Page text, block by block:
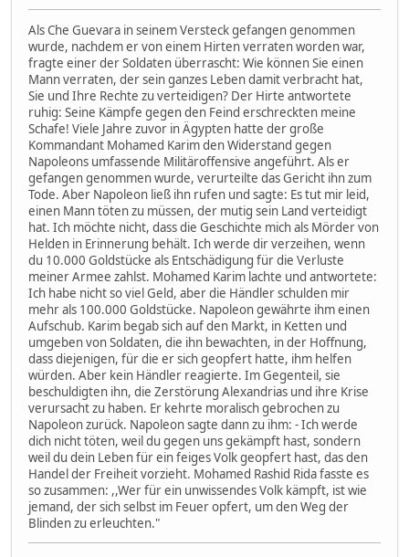
Als Che Guevara in seinem Versteck gefangen genommen
wurde, nachdem er von einem Hirten verraten worden war,
fragte einer der Soldaten überrascht: Wie können Sie einen
Mann verraten, der sein ganzes Leben damit verbracht hat,
Sie und Ihre Rechte zu verteidigen? Der Hirte antwortete
ruhig: Seine Kämpfe gegen den Feind erschreckten meine
Schafe! Viele Jahre zuvor in Ägypten hatte der große
Kommandant Mohamed Karim den Widerstand gegen
Napoleons umfassende Militäroffensive angeführt. Als er
gefangen genommen wurde, verurteilte das Gericht ihn zum
Tode. Aber Napoleon ließ ihn rufen und sagte: Es tut mir leid,
einen Mann töten zu müssen, der mutig sein Land verteidigt
hat. Ich möchte nicht, dass die Geschichte mich als Mörder von
Helden in Erinnerung behält. Ich werde dir verzeihen, wenn
du 10.000 Goldstücke als Entschädigung für die Verluste
meiner Armee zahlst. Mohamed Karim lachte und antwortete:
Ich habe nicht so viel Geld, aber die Händler schulden mir
mehr als 100.000 Goldstücke. Napoleon gewährte ihm einen
Aufschub. Karim begab sich auf den Markt, in Ketten und
umgeben von Soldaten, die ihn bewachten, in der Hoffnung,
dass diejenigen, für die er sich geopfert hatte, ihm helfen
würden. Aber kein Händler reagierte. Im Gegenteil, sie
beschuldigten ihn, die Zerstörung Alexandrias und ihre Krise
verursacht zu haben. Er kehrte moralisch gebrochen zu
Napoleon zurück. Napoleon sagte dann zu ihm: - Ich werde
dich nicht töten, weil du gegen uns gekämpft hast, sondern
weil du dein Leben für ein feiges Volk geopfert hast, das den
Handel der Freiheit vorzieht. Mohamed Rashid Rida fasste es
so zusammen: ,,Wer für ein unwissendes Volk kämpft, ist wie
jemand, der sich selbst im Feuer opfert, um den Weg der
Blinden zu erleuchten."